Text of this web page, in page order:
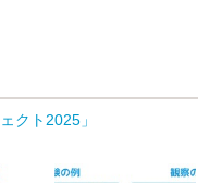
クト2025」